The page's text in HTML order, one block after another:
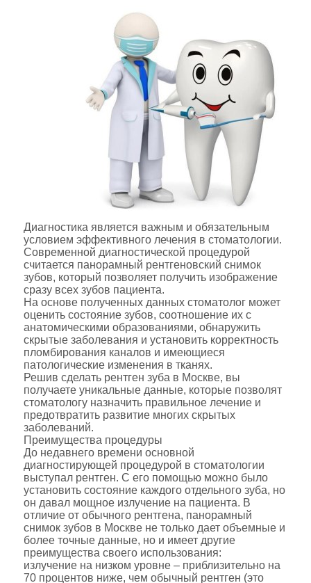
Диагностика является важным и обязательным
условием эффективного лечения в стоматологии.
Современной диагностической процедурой
считается панорамный рентгеновский снимок
зубов, который позволяет получить изображение
сразу всех зубов пациента.
На основе полученных данных стоматолог может
оценить состояние зубов, соотношение их с
анатомическими образованиями, обнаружить
скрытые заболевания и установить корректность
пломбирования каналов и имеющиеся
патологические изменения в тканях.
Решив сделать рентген зуба в Москве, вы
получаете уникальные данные, которые позволят
стоматологу назначить правильное лечение и
предотвратить развитие многих скрытых
заболеваний.
Преимущества процедуры
До недавнего времени основной
диагностирующей процедурой в стоматологии
выступал рентген. С его помощью можно было
установить состояние каждого отдельного зуба, но
он давал мощное излучение на пациента. В
отличие от обычного рентгена, панорамный
снимок зубов в Москве не только дает объемные и
более точные данные, но и имеет другие
преимущества своего использования:
излучение на низком уровне – приблизительно на
70 процентов ниже, чем обычный рентген (это